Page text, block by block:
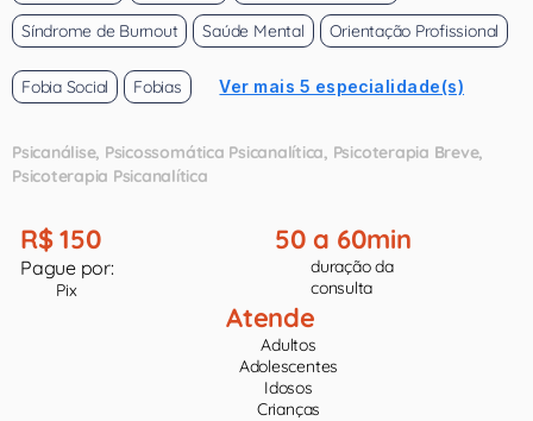
Síndrome de Burnout
Saúde Mental Orientação Profissional
Fobia Social Fobias Ver mais 5 especialidade(s)
Psicanálise Psicossomática Psicanalítica Psicoterapia Breve
Psicoterapia Psicanalítica
R$ 150
Pague por:
Pix
50 a 60min
duração da
consulta
Atende
Adultos
Adolescentes
Idosos
Crianças